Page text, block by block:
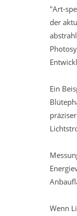
"Art-
der
Ein
Wenn